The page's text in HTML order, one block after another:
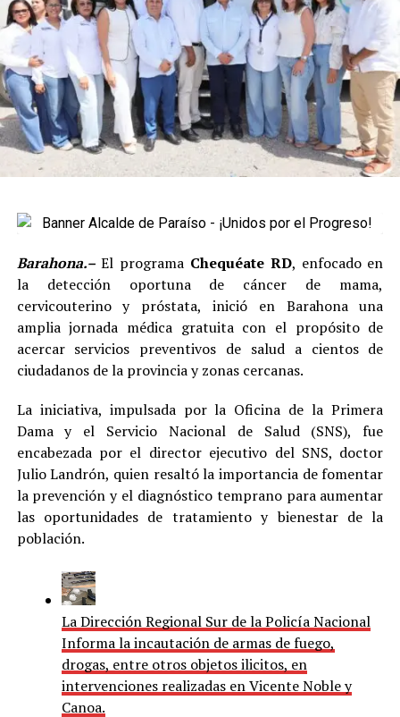
Barahona.–El programa Chequéate RD, enfocado en
la detección oportuna de cáncer de mama,
cervicouterino y próstata, inició en Barahona una
amplia jornada médica gratuita con el propósito de
acercar servicios preventivos de salud a cientos de
ciudadanos de la provincia y zonas cercanas.
La iniciativa, impulsada por la Oficina de la Primera
Dama y el Servicio Nacional de Salud (SNS), fue
encabezada por el director ejecutivo del SNS, doctor
Julio Landrón, quien resaltó la importancia de fomentar
la prevención y el diagnóstico temprano para aumentar
las oportunidades de tratamiento y bienestar de la
población.
La Dirección Regional Sur de la Policía Nacional
Informa la incautación de armas de fuego,
drogas, entre otros objetos ilicitos, en
intervenciones realizadas en Vicente Noble y
Canoa.